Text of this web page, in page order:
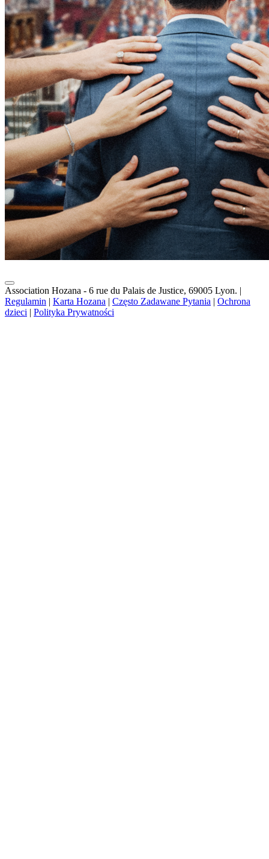
Association Hozana - 6 rue du Palais de Justice, 69005 Lyon. |
Regulamin | Karta Hozana | Często Zadawane Pytania | Ochrona
dzieci | Polityka Prywatności